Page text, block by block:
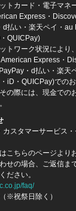
トカード・電子マネ
Express・
払い・楽天ペイ・au
QUICPay)
トワーク状況により
Express・
・d払い・楽天
iD・QUICPay)での
の際には、現金での
スタマーサービス
こちらのページより
せの場合、ご返信ま
ださい。
faq/
※祝祭日除く）